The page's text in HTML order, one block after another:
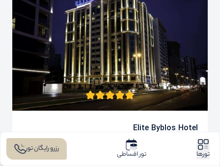
Elite Byblos Hotel
مدت اقامت:3 شب
تورها تور اقساطی
رزرو رایگان تور